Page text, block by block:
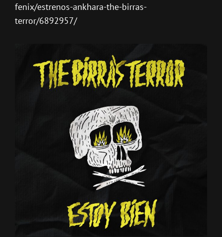
fenix/estrenos-ankhara-the-birras-
terror/6892957/